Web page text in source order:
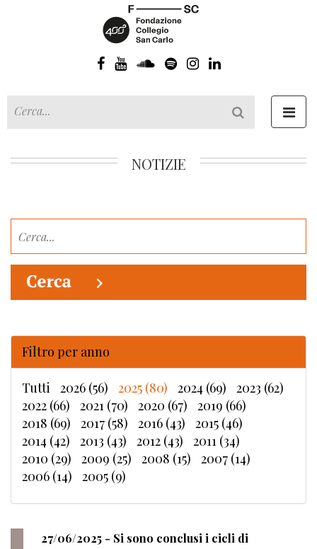
NOTIZIE
Filtro per anno
Tutti 2026 (56) 2025 (80) 2024 (69)
2023 (62)
2022 (66)
2021 (70) 2020 (67)
2019 (66)
2018 (69)
2017 (58) 2016 (43)
2015 (46)
2014 (42)
2013 (43) 2012 (43)
2011 (34)
2010 (29)
2009 (25) 2008 (15)
2007 (14)
2006 (14)
2005 (9)
27/06/2025 - Si sono conclusi i cicli di